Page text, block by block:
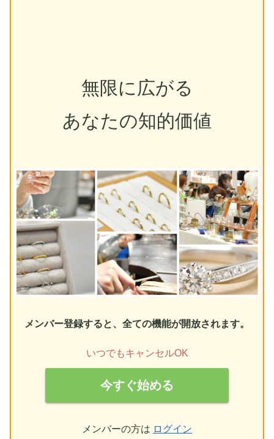
無限に広がる
あなたの知的価値
メンバー登録すると、全ての機能が開放されます。
いつでもキャンセルOK
今すぐ始める
メンバーの方は ログイン